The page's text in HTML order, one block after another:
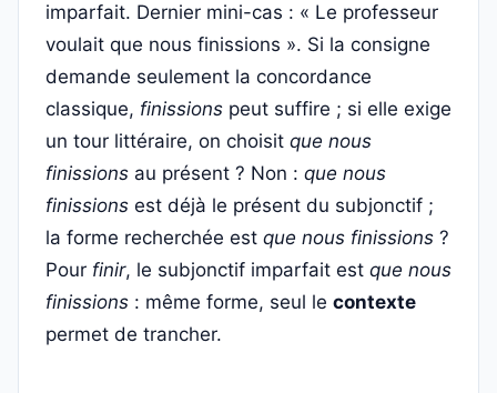
imparfait. Dernier mini-cas : « Le professeur
voulait que nous finissions ». Si la consigne
demande seulement la concordance
classique, finissions peut suffire ; si elle exige
un tour littéraire, on choisit que nous
finissions au présent ? Non : que nous
finissions est déjà le présent du subjonctif ;
la forme recherchée est que nous finissions ?
Pour finir, le subjonctif imparfait est que nous
finissions : même forme, seul le contexte
permet de trancher.